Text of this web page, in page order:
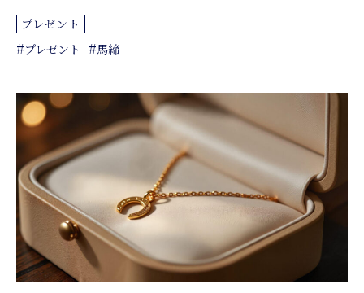
プレゼント
#プレゼント #馬締